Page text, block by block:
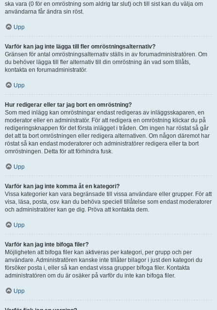
ska vara (0 för en omröstning som aldrig tar slut) och till sist kan du välja om
användarna får ändra sin röst.
Upp
Varför kan jag inte lägga till fler omröstningsalternativ?
Gränsen för antal omröstningsalternativ ställs in av forumadministratören. Om
du behöver lägga till fler alternativ till din omröstning än vad som tillåts,
kontakta en forumadministratör.
Upp
Hur redigerar eller tar jag bort en omröstning?
Som med inlägg kan omröstningar endast redigeras av inläggsskaparen, en
moderator eller en administratör. För att redigera en omröstning klickar du på
redigeringsknappen för det första inlägget i tråden. Om ingen har röstat så går
det att ta bort omröstningen eller redigera alternativen. Om någon däremot har
röstat så kan endast moderatorer och administratörer redigera eller ta bort
omröstningen. Detta för att förhindra fusk.
Upp
Varför kan jag inte komma åt en kategori?
Vissa kategorier kan vara begränsade till vissa användare eller grupper. För att
visa, läsa, posta, osv. kan du behöva speciell tillåtelse som endast moderatorer
och administratörer kan ge dig. Pröva att kontakta dem.
Upp
Varför kan jag inte bifoga filer?
Möjligheten att bifoga filer kan aktiveras per kategori, per grupp och per
användare. Administratören kanske inte tillåter bilagor i just den kategori du
försöker posta i, eller så kan endast vissa grupper bifoga filer. Kontakta
administratören om du är osäker på varför du inte kan bifoga filer.
Upp